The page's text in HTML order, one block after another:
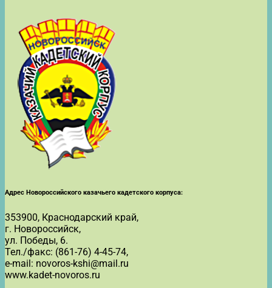
Адрес Новороссийского казачьего кадетского корпуса:
353900, Краснодарский край,
г. Новороссийск,
ул. Победы, 6.
Тел./факс: (861-76) 4-45-74,
e-mail: novoros-kshi@mail.ru
www.kadet-novoros.ru